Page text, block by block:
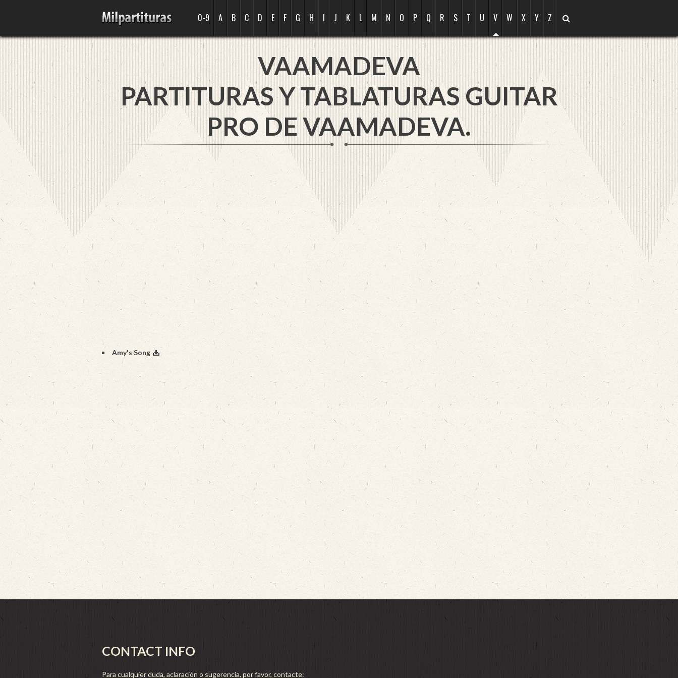
0-9 A B C D E F G H I J K L M N O P Q R S T U V W X Y Z
VAAMADEVA
PARTITURAS Y TABLATURAS GUITAR
PRO DE VAAMADEVA.
Amy's Song
CONTACT INFO
Para cualquier duda, aclaración o sugerencia, por favor, contacte: